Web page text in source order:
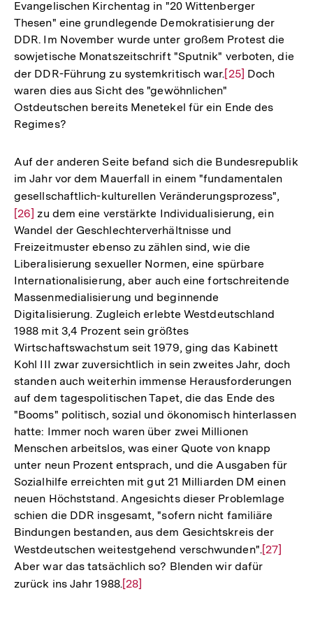
Evangelischen Kirchentag in "20 Wittenberger
Thesen" eine grundlegende Demokratisierung der
DDR. Im November wurde unter großem Protest die
sowjetische Monatszeitschrift "Sputnik" verboten, die
der DDR-Führung zu systemkritisch war.Zur
Auflösung
der
[25] Doch
waren dies aus Sicht des "gewöhnlichen"
Ostdeutschen bereits Menetekel für ein Ende des
Regimes?
Auf der anderen Seite befand sich die Bundesrepublik
im Jahr vor dem Mauerfall in einem "fundamentalen
gesellschaftlich-kulturellen Veränderungsprozess",
[26] zu dem eine verstärkte Individualisierung, ein
Wandel der Geschlechterverhältnisse und
Freizeitmuster ebenso zu zählen sind, wie die
Liberalisierung sexueller Normen, eine spürbare
Internationalisierung, aber auch eine fortschreitende
Massenmedialisierung und beginnende
Digitalisierung. Zugleich erlebte Westdeutschland
1988 mit 3,4 Prozent sein größtes
Wirtschaftswachstum seit 1979, ging das Kabinett
Kohl III zwar zuversichtlich in sein zweites Jahr, doch
standen auch weiterhin immense Herausforderungen
auf dem tagespolitischen Tapet, die das Ende des
"Booms" politisch, sozial und ökonomisch hinterlassen
hatte: Immer noch waren über zwei Millionen
Menschen arbeitslos, was einer Quote von knapp
unter neun Prozent entsprach, und die Ausgaben für
Sozialhilfe erreichten mit gut 21 Milliarden DM einen
neuen Höchststand. Angesichts dieser Problemlage
schien die DDR insgesamt, "sofern nicht familiäre
Bindungen bestanden, aus dem Gesichtskreis der
Westdeutschen weitestgehend verschwunden".Zur
[27]
Aber war das tatsächlich so? Blenden wir dafür
zurück ins Jahr 1988.Zur
[28]